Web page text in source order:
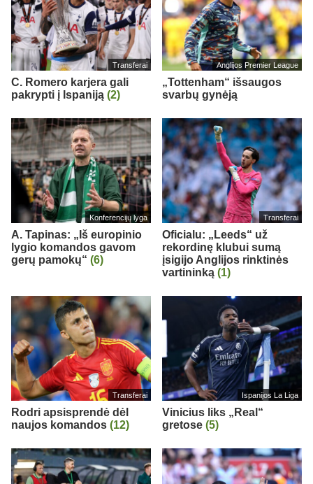
Transferai
C. Romero karjera gali
pakrypti į Ispaniją (2)
Anglijos Premier League
„Tottenham“ išsaugos
svarbų gynėją
Konferencijų lyga
A. Tapinas: „Iš europinio
lygio komandos gavom
gerų pamokų“ (6)
Transferai
Oficialu: „Leeds“ už
rekordinę klubui sumą
įsigijo Anglijos rinktinės
vartininką (1)
Transferai
Rodri apsisprendė dėl
naujos komandos (12)
Ispanijos La Liga
Vinicius liks „Real“
gretose (5)